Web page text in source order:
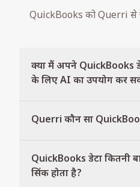
QuickBooks को Querri से
क्या मैं अपने QuickBooks
के लिए AI का उपयोग कर
Querri कौन सा
QuickBooks डेटा कितनी
सिंक होता है?